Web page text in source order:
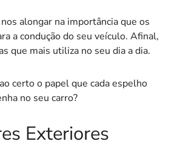
alongar na importância que os
a condução do seu veículo. Afinal,
que mais utiliza no seu dia a dia.
certo o papel que cada espelho
no seu carro?
Exteriores